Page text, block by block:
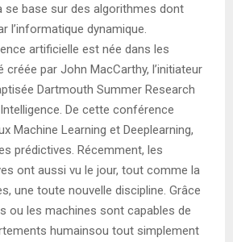
se base sur des algorithmes dont
l’informatique dynamique.
artificielle est née dans les
créée par John MacCarthy, l’initiateur
Dartmouth Summer Research
De cette conférence
Machine Learning et Deeplearning,
prédictives. Récemment, les
ont aussi vu le jour, tout comme la
une toute nouvelle discipline. Grâce
ou les machines sont capables de
humainsou tout simplement